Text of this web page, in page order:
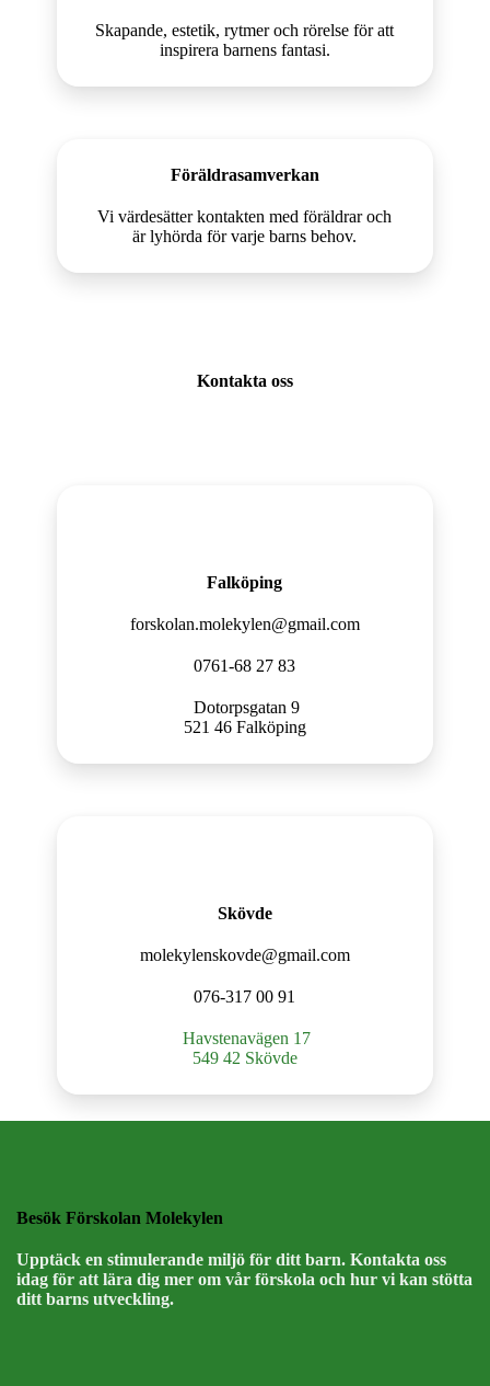
Skapande, estetik, rytmer och rörelse för att
inspirera barnens fantasi.
Föräldrasamverkan
Vi värdesätter kontakten med föräldrar och
är lyhörda för varje barns behov.
Kontakta oss
Falköping
forskolan.molekylen@gmail.com
0761-68 27 83
Dotorpsgatan 9
521 46 Falköping
Skövde
molekylenskovde@gmail.com
076-317 00 91
Havstenavägen 17
549 42 Skövde
Besök Förskolan Molekylen
Upptäck en stimulerande miljö för ditt barn. Kontakta oss
idag för att lära dig mer om vår förskola och hur vi kan stötta
ditt barns utveckling.